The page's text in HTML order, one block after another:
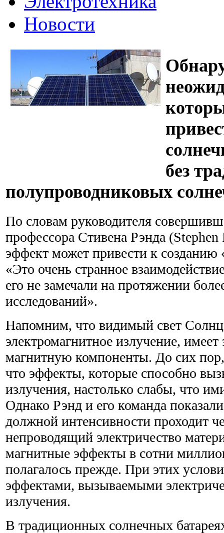
Новости
без
полупроводниковых
По словам руководителя
профессора Стивена Рэнда
эффект может привести к созданию
«Это очень странное
его не замечали на протяжении
исследований».
Напомним, что видимый свет
электромагнитное излучение,
магнитную компоненты. До сих пор,
что эффекты, которые способно
излучения, настолько слабы, что
Однако Рэнд и его команда
должной интенсивности проходит
непроводящий электричество
магнитные эффекты в сотни
полагалось прежде. При этих
эффектами, вызываемыми
излучения.
В традиционных солнечных